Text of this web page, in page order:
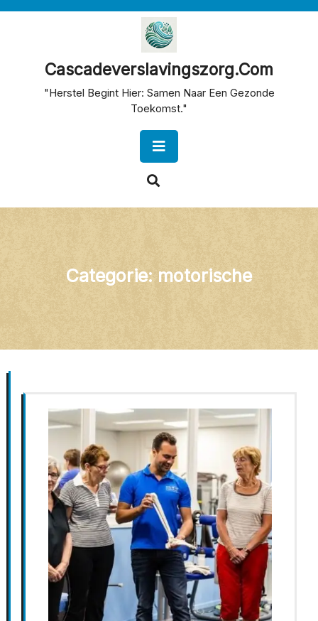
Cascadeverslavingszorg.com
"Herstel Begint Hier: Samen Naar Een Gezonde
Toekomst."
Button
Categorie: motorische